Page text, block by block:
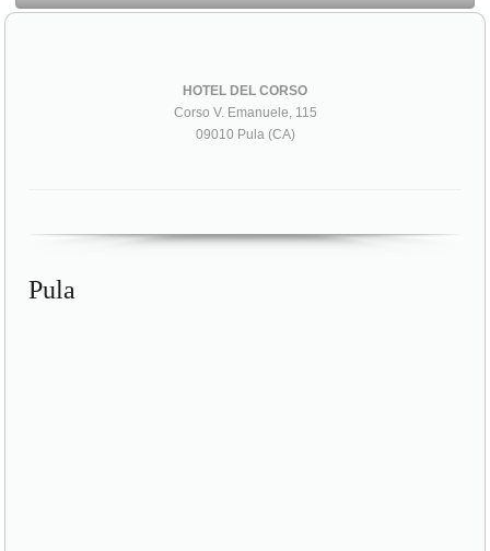
HOTEL DEL CORSO
Corso V. Emanuele, 115
09010 Pula (CA)
Pula